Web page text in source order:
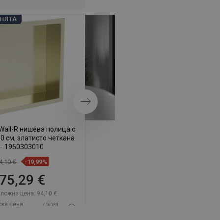
R нишева полица с
см, златисто четкана
- 1950303010
€ -19,99%
75,29 €
цена: 94,10 €
цена:
/ 560,89
Напред